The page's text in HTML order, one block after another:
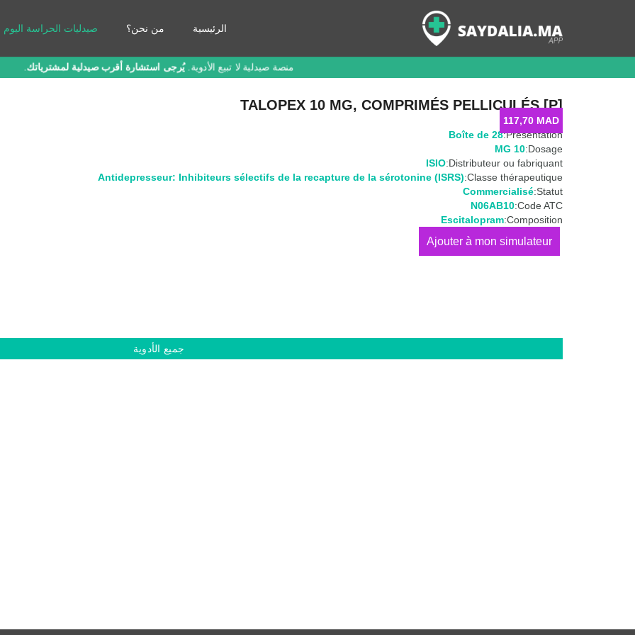
الرئيسية من نحن؟ صيدليات الحراسة اليوم
منصة صيدلية لا تبيع الأدوية.يُرجى استشارة أقرب صيدلية لمشترياتك.
TALOPEX 10 MG, COMPRIMÉS PELLICULÉS [P]
117,70 MAD
Présentation:
Boîte de 28
Dosage:
10 MG
Distributeur ou fabriquant:
ISIO
Classe thérapeutique:
Antidepresseur: Inhibiteurs sélectifs de la recapture de la sérotonine (ISRS)
Statut:
Commercialisé
Code ATC:
N06AB10
Composition:
Escitalopram
كمية
جميع الأدوية